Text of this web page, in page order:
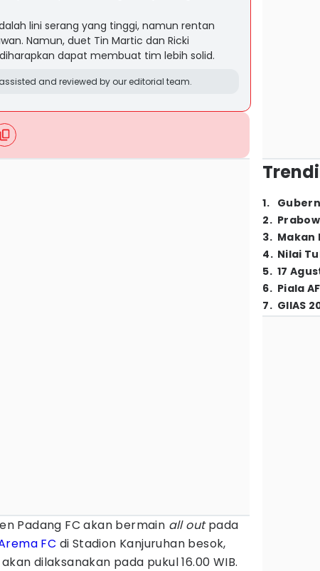
lini serang yang tinggi, namun rentan
Namun, duet Tin Martic dan Ricki
dapat membuat tim lebih solid.
and reviewed by our editorial team.
Padang FC akan bermain all outpada
FC di Stadion Kanjuruhan besok,
dilaksanakan pada pukul 16.00 WIB.
1.
2.
3. Makan
4. Nilai
5. 17
6. Piala
7. GIIAS